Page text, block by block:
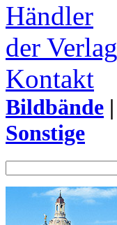
Händler
der Verlag
Kontakt
Bildbände |
Sonstige